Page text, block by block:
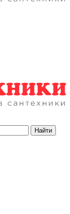
Найти